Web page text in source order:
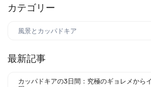
カテゴリー
風景とカッパドキア
最新記事
カッパドキアの3日間：究極のギョレメから